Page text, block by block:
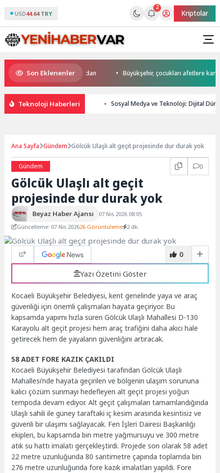
USD44.64 TRY
2
Kriptolar
Son Eklenenler
start Başkan Büyükakın’dan Büyükşehir, çocukları afetlere karşı
Teknoloji Haberleri Sosyal Medya ve Teknoloji: Dijital
Ana Sayfa Gündem Gölcük Ulaşlı alt geçit projesinde dur durak yok
Gündem 0
Gölcük Ulaşlı alt geçit
projesinde dur durak yok
Beyaz Haber Ajansı
07 Nis 2026 08:05
Güncelleme: 07 Nis 202626 Görüntüleme 2 dk.
0
Yazı Özetini Göster
Kocaeli Büyükşehir Belediyesi, kent genelinde yaya ve araç
güvenliği için önemli çalışmaları hayata geçiriyor. Bu
kapsamda yapımı hızla süren Gölcük Ulaşlı Mahallesi D-130
Karayolu alt geçit projesi hem araç trafiğini daha akıcı hale
getirecek hem de yayaların güvenliğini artıracak.
58 ADET FORE KAZIK ÇAKILDI
Kocaeli Büyükşehir Belediyesi tarafından Gölcük Ulaşlı
Mahallesi’nde hayata geçirilen ve bölgenin ulaşım sorununa
kalıcı çözüm sunmayı hedefleyen alt geçit projesi yoğun
tempoda devam ediyor. Alt geçit çalışmaları tamamlandığında
Ulaşlı sahili ile güney taraftaki iç kesim arasında kesintisiz ve
güvenli bir ulaşımı sağlayacak. Fen İşleri Dairesi Başkanlığı
ekipleri, bu kapsamda bin metre yağmursuyu ve 300 metre
atık su hattı imalatı gerçekleştirdi. Projede son olarak 58 adet
22 metre uzunluğunda 80 santimetre çapında toplamda bin
276 metre uzunluğunda fore kazık imalatları yapıldı. Fore